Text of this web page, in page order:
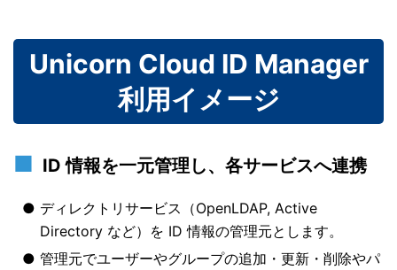
Unicorn Cloud ID Manager
利用イメージ
ID 情報を一元管理し、各サービスへ連携
ディレクトリサービス（OpenLDAP, Active
Directory など）を ID 情報の管理元とします。
管理元でユーザーやグループの追加・更新・削除やパ